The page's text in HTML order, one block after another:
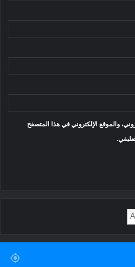
والموقع الإلكتروني في هذا المتصفح